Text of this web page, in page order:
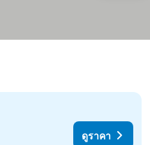
ดูราคา